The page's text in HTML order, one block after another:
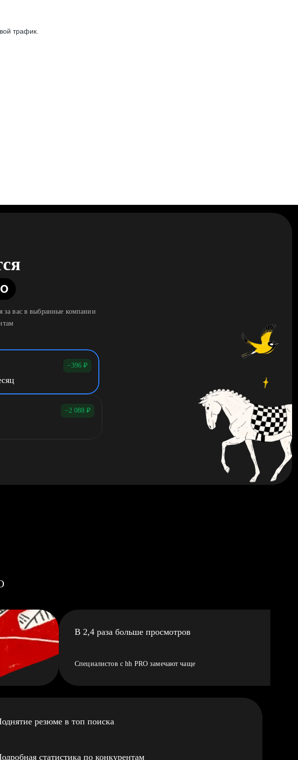
трафик.
вас в выбранные компании
−396 ₽
−2 088 ₽
В 2,4 раза больше просмотров
Специалистов с hh PRO замечают чаще
резюме в топ поиска
статистика по конкурентам